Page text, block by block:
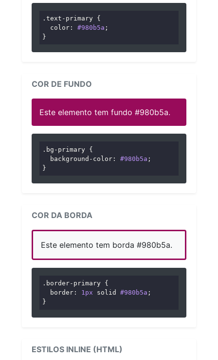
.text-primary {
color : #980b5a ;
}
COR DE FUNDO
Este elemento tem fundo #980b5a.
.bg-primary {
background-color : #980b5a ;
}
COR DA BORDA
Este elemento tem borda #980b5a.
.border-primary {
border : 1px solid #980b5a ;
}
ESTILOS INLINE (HTML)